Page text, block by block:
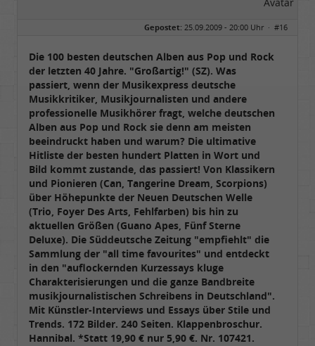
Gepostet: 25.09.2009 - 20:00 Uhr · #16
Die 100 besten deutschen Alben aus Pop und Rock
der letzten 40 Jahre. "Großartig!" (SZ). Was
passiert, wenn der Musikexpress deutsche
Musikkritiker, Musikjournalisten und andere
professionelle Musikhörer fragt, welche deutschen
Alben aus Pop und Rock sie denn am meisten
beeindruckt haben und warum? Die ultimative
Hitliste der besten hundert Platten in Wort und
Bild kommt zustande, das passiert! Von Klassikern
und Pionieren (Can, Tangerine Dream, Scorpions)
über Höhepunkte der Neuen Deutschen Welle
(Trio, Foyer Des Arts, Fehlfarben) bis hin zu
aktuellen Größen (Guano Apes, Fünf Sterne
Deluxe). Die Süddeutsche Zeitung "empfiehlt" die
Sammlung der "all time favourites" und entdeckt
in den "auflockernden Kurzessays kluge
Charakterisierungen und die ganze Bandbreite
musikjournalistischen Schreibens in Deutschland".
Mit Künstler-Interviews und Essays über Stile und
Trends. 172 Bilder. 240 Seiten. Klappenbroschur.
Hannibal. *Statt 19,90 € nur 5,90 €. Nr. 107421.